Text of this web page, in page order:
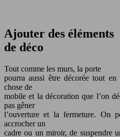
Ajouter des éléments
de déco
Tout comme les murs, la porte
pourra aussi être décorée tout en
chose de
mobile et la décoration que l’on
pas gêner
l’ouverture et la fermeture. On
accrocher un
cadre ou un miroir, de suspendre